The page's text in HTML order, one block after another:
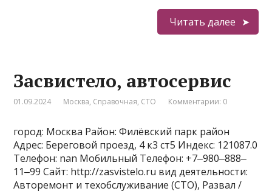
Читать далее
Засвистело, автосервис
01.09.2024 Москва, Справочная, СТО Комментарии: 0
город: Москва Район: Филёвский парк район
Адрес: Береговой проезд, 4 к3 ст5 Индекс: 121087.0
Телефон: nan Мобильный Телефон: +7‒980‒888‒
11‒99 Сайт: http://zasvistelo.ru вид деятельности:
Авторемонт и техобслуживание (СТО), Развал /